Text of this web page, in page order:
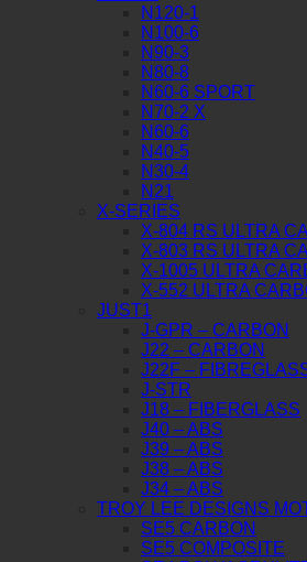
N120-1
N100-6
N90-3
N80-8
N60-6 SPORT
N70-2 X
N60-6
N40-5
N30-4
N21
X-SERIES
X-804 RS ULTRA
X-803 RS ULTRA
X-1005 ULTRA
X-552 ULTRA
JUST1
J-GPR – CARBON
J22 – CARBON
J22F –
J-STR
J18 – FIBERGLASS
J40 – ABS
J39 – ABS
J38 – ABS
J34 – ABS
TROY LEE DESIGNS
SE5 CARBON
SE5 COMPOSITE